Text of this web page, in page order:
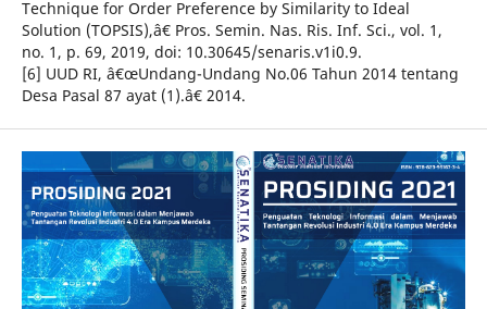
Technique for Order Preference by Similarity to Ideal
Solution (TOPSIS),â€ Pros. Semin. Nas. Ris. Inf. Sci., vol. 1,
no. 1, p. 69, 2019, doi: 10.30645/senaris.v1i0.9.
[6] UUD RI, â€œUndang-Undang No.06 Tahun 2014 tentang
Desa Pasal 87 ayat (1).â€ 2014.